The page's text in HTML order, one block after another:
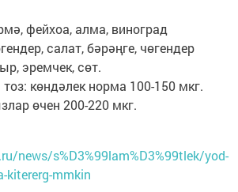
фейхоа, алма, виноград
салат, бәрәңге, чөгендер
эремчек, сөт.
көндәлек норма 100-150 мкг.
өчен 200-220 мкг.
news/s%D3%99lam%D3%99tlek/yod-
kitererg-mmkin